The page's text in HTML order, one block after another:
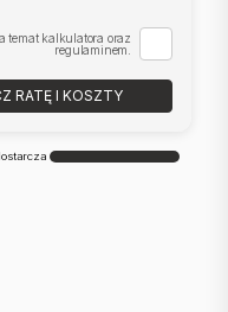
temat kalkulatora oraz
regulaminem.
RATĘ I KOSZTY